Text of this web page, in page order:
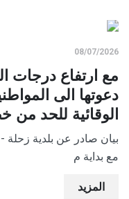
08/07/2026
مع ارتفاع درجات
دعوتها الى
الوقائية للحد من
بيان صادر عن بلدية زحلة -
مع بداية م
المزيد